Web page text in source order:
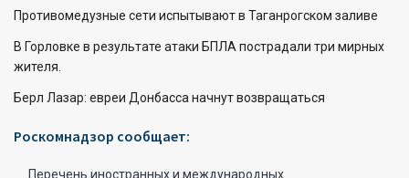
Противомедузные сети испытывают в Таганрогском заливе
В Горловке в результате атаки БПЛА пострадали три мирных
жителя.
Берл Лазар: евреи Донбасса начнут возвращаться
Роскомнадзор сообщает:
Перечень иностранных и международных